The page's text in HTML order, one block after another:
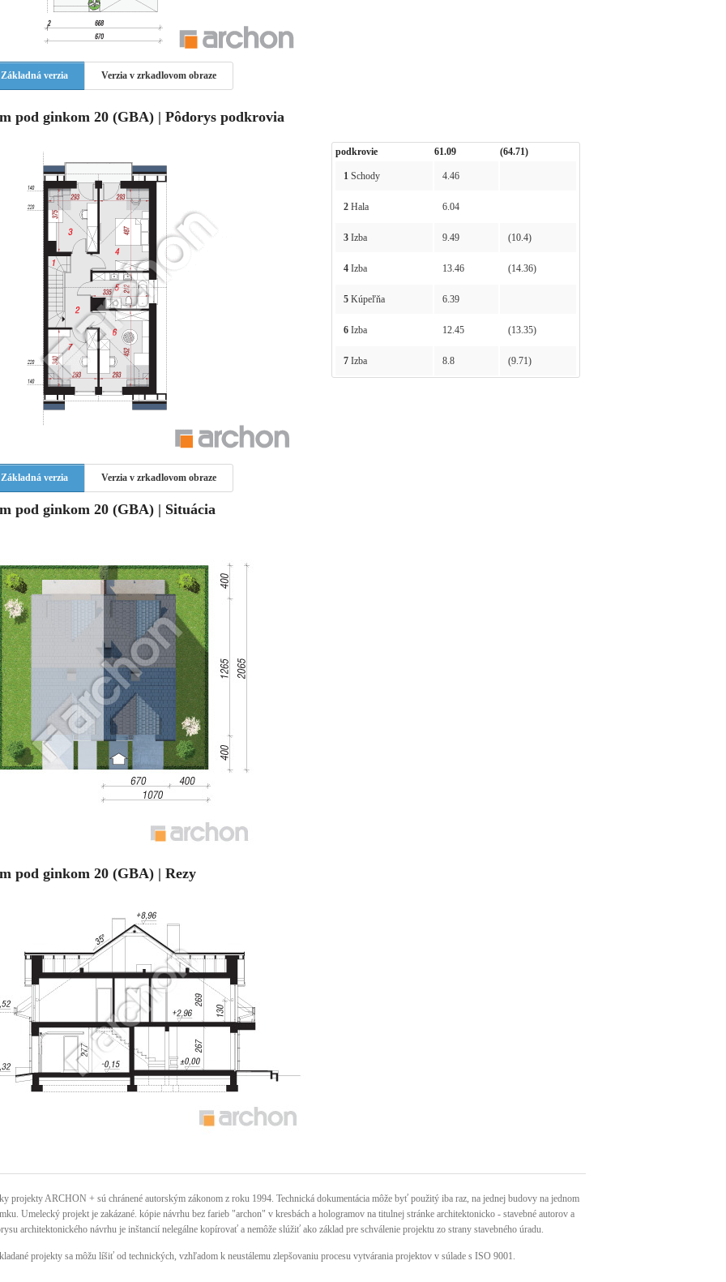
Základná verzia Verzia v zrkadlovom obraze
pod ginkom 20 (GBA) | Pôdorys podkrovia
Základná verzia Verzia v zrkadlovom obraze
podkrovie 61.09 (64.71)
1Schody 4.46
2Hala 6.04
3Izba 9.49 (10.4)
4Izba 13.46 (14.36)
5Kúpeľňa 6.39
6Izba 12.45 (13.35)
7Izba 8.8 (9.71)
pod ginkom 20 (GBA) | Situácia
pod ginkom 20 (GBA) | Rezy
projekty ARCHON + sú chránené autorským zákonom z roku 1994. Technická dokumentácia môže byť použitý iba raz, na jednej budovy na jednom
Umelecký projekt je zakázané. kópie návrhu bez farieb "archon" v kresbách a hologramov na titulnej stránke architektonicko - stavebné autorov a
architektonického návrhu je inštancií nelegálne kopírovať a nemôže slúžiť ako základ pre schválenie projektu zo strany stavebného úradu.
projekty sa môžu líšiť od technických, vzhľadom k neustálemu zlepšovaniu procesu vytvárania projektov v súlade s ISO 9001.